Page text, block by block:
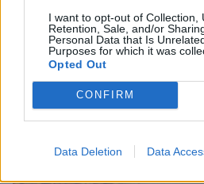
I want to opt-out of Collection,
Retention, Sale, and/or
Personal Data that Is
Purposes for which it was
Opted Out
CONFIRM
Data Deletion Data
ikärajasta
2